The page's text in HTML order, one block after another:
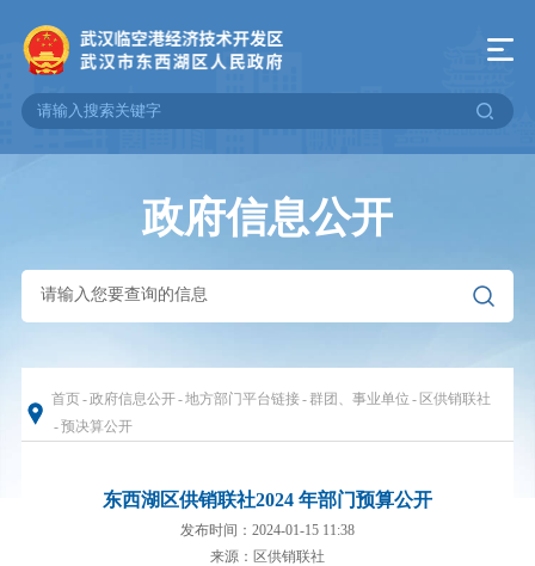
政府信息公开
首页-政府信息公开-地方部门平台链接- 群团、事业单位 - 区供销联社
-预决算公开
东西湖区供销联社2024 年部门预算公开
发布时间：2024-01-15 11:38
来源：区供销联社